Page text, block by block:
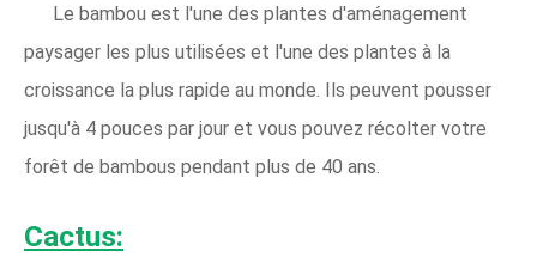
Le bambou est l'une des plantes d'aménagement
paysager les plus utilisées et l'une des plantes à la
croissance la plus rapide au monde. Ils peuvent pousser
jusqu'à 4 pouces par jour et vous pouvez récolter votre
forêt de bambous pendant plus de 40 ans.
Cactus: